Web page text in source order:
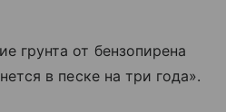
грунта от бензопирена
в песке на три года».